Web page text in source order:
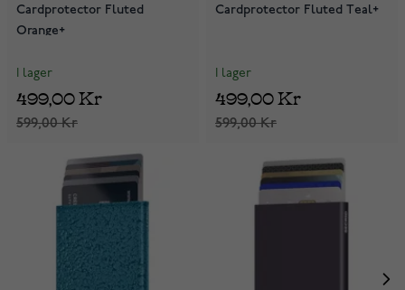
Cardprotector Fluted
Orange+
I lager
599,00 Kr
499,00 Kr
Cardprotector Fluted Teal+
I lager
599,00 Kr
499,00 Kr